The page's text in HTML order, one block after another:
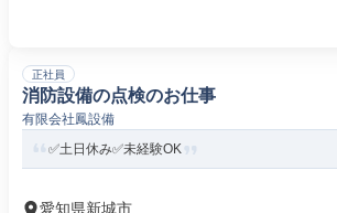
正社員
消防設備の点検のお仕事
有限会社鳳設備
✅土日休み✅未経験OK
愛知県新城市